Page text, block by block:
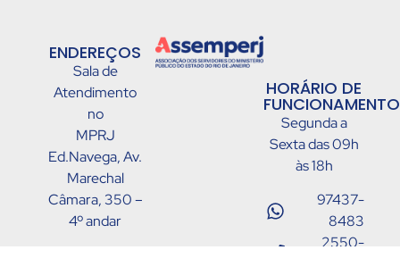
ENDEREÇOS
Sala de
Atendimento
no
MPRJ
Ed.Navega, Av.
Marechal
Câmara, 350 –
4º andar
HORÁRIO DE
Segunda a
Sexta das 09h
às 18h
97437-
8483
2550-